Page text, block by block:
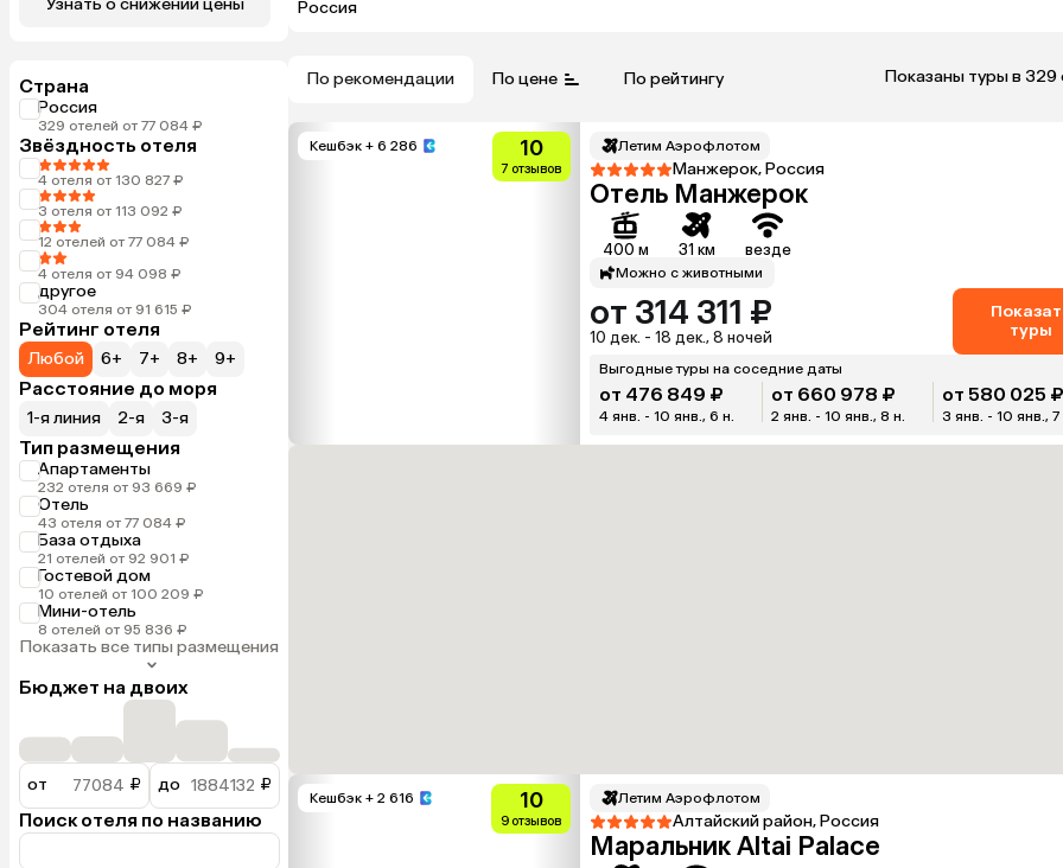
Узнать о снижении цены
Страна
Россия
329 отелей от 77 084 ₽
Звёздность отеля
4 отеля от 130 827 ₽
3 отеля от 113 092 ₽
12 отелей от 77 084 ₽
4 отеля от 94 098 ₽
другое
304 отеля от 91 615 ₽
Рейтинг отеля
Любой 6+ 7+ 8+ 9+
Расстояние до моря
1-я линия 2-я 3-я
Тип размещения
Апартаменты
232 отеля от 93 669 ₽
Отель
43 отеля от 77 084 ₽
База отдыха
21 отелей от 92 901 ₽
Гостевой дом
10 отелей от 100 209 ₽
Мини-отель
8 отелей от 95 836 ₽
Показать все типы размещения
Бюджет на двоих
от ₽ до ₽
Поиск отеля по названию
Россия
По рекомендации По цене По рейтингу Показаны туры в 329
Кешбэк + 6 286 10
7 отзывов
Летим Аэрофлотом
Манжерок, Россия
Отель Манжерок
400 м 31 км везде
Можно с животными
от 314 311 ₽
10 дек. - 18 дек., 8 ночей
туры
Выгодные туры на соседние даты
от 476 849 ₽
4 янв. - 10 янв., 6 н.
от 660 978 ₽
2 янв. - 10 янв., 8 н.
от 580 025
3 янв. - 10 янв., 7
Кешбэк + 2 616 10
9 отзывов
Летим Аэрофлотом
Алтайский район, Россия
Маральник Altai Palace